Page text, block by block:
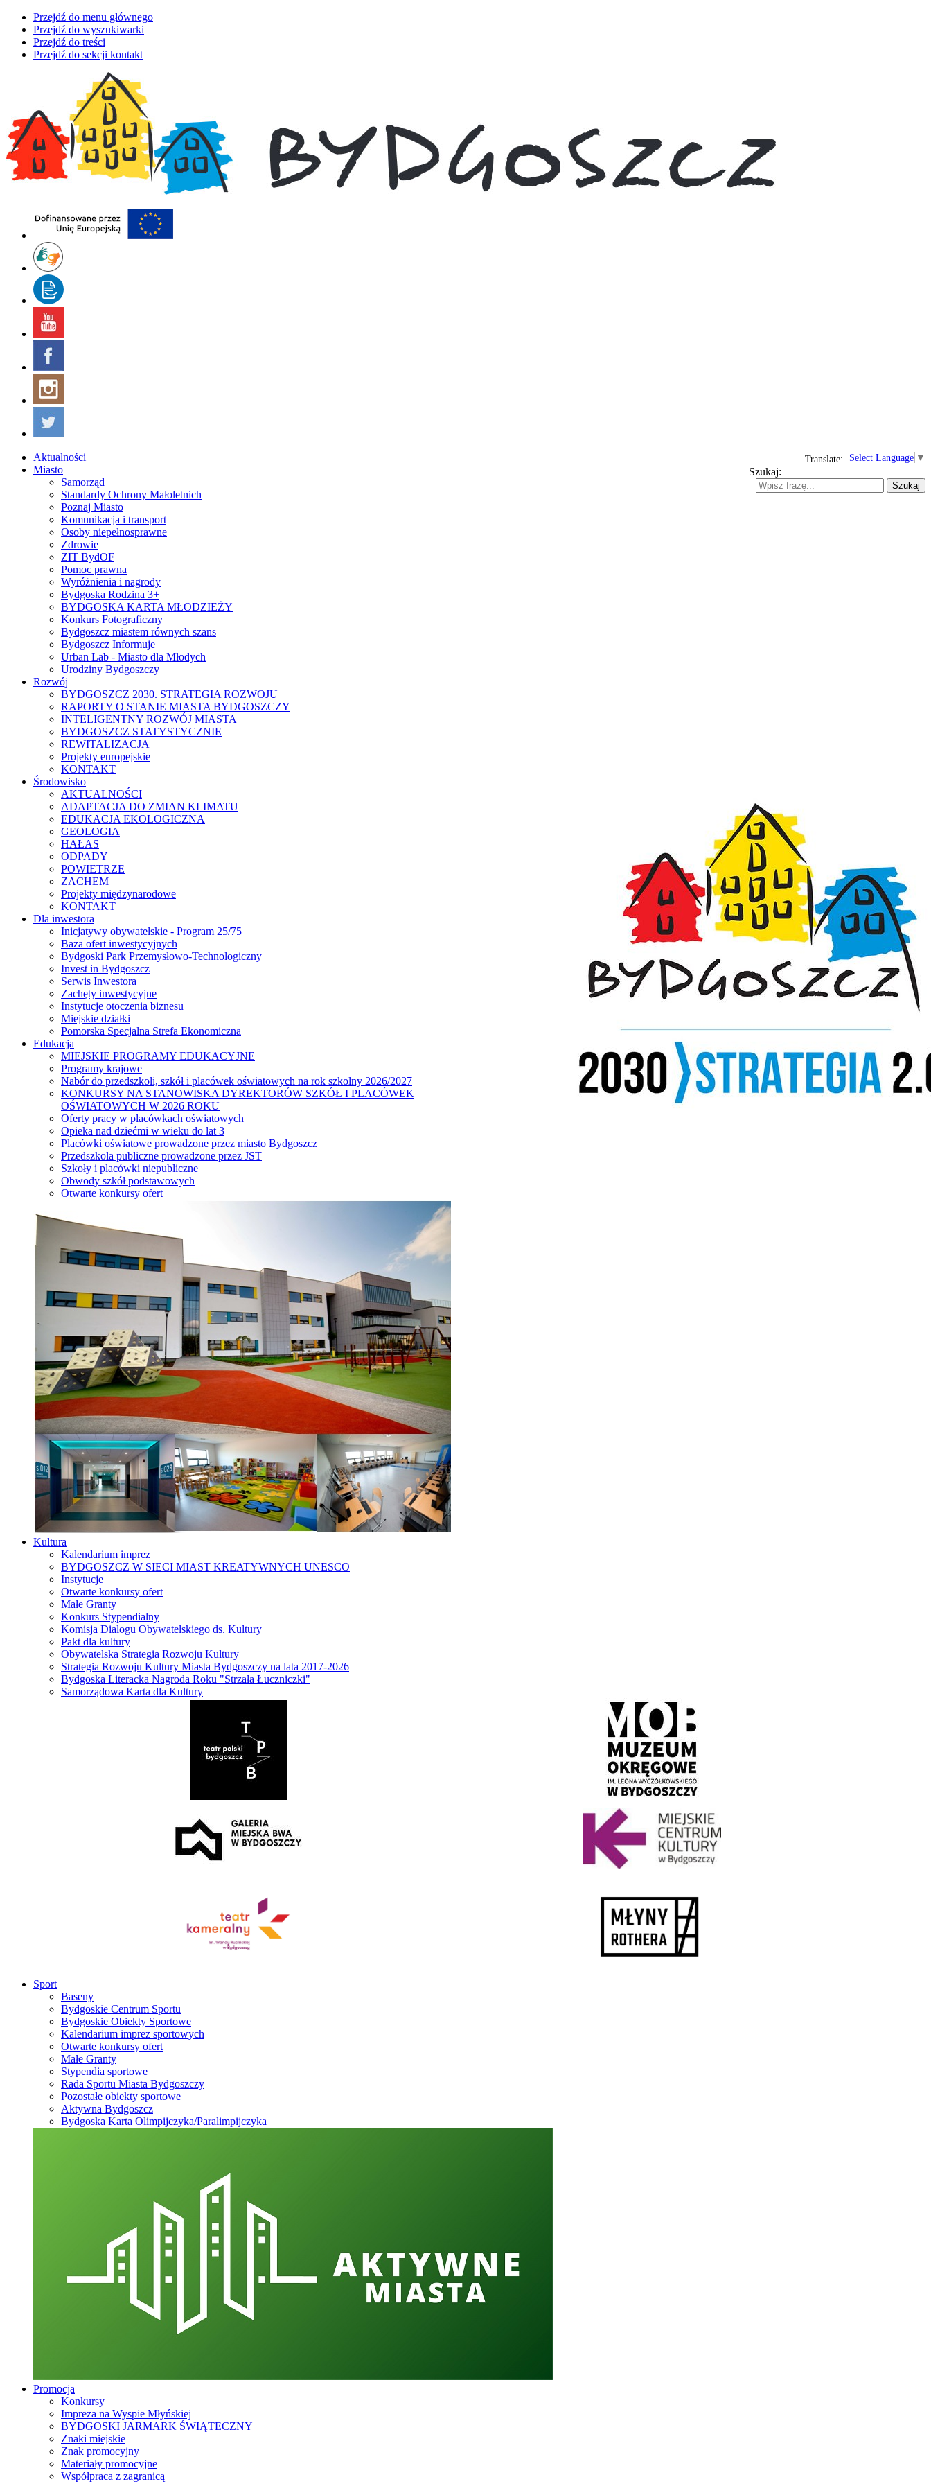
Przejdź do menu głównego
Przejdź do wyszukiwarki
Przejdź do treści
Przejdź do sekcji kontakt
Select Language ▼
Translate:
Szukaj:
Szukaj
Aktualności
Miasto
Samorząd
Standardy Ochrony Małoletnich
Poznaj Miasto
Komunikacja i transport
Osoby niepełnosprawne
Zdrowie
ZIT BydOF
Pomoc prawna
Wyróżnienia i nagrody
Bydgoska Rodzina 3+
BYDGOSKA KARTA MŁODZIEŻY
Konkurs Fotograficzny
Bydgoszcz miastem równych szans
Bydgoszcz Informuje
Urban Lab - Miasto dla Młodych
Urodziny Bydgoszczy
Rozwój
BYDGOSZCZ 2030. STRATEGIA ROZWOJU
RAPORTY O STANIE MIASTA BYDGOSZCZY
INTELIGENTNY ROZWÓJ MIASTA
BYDGOSZCZ STATYSTYCZNIE
REWITALIZACJA
Projekty europejskie
KONTAKT
Środowisko
AKTUALNOŚCI
ADAPTACJA DO ZMIAN KLIMATU
EDUKACJA EKOLOGICZNA
GEOLOGIA
HAŁAS
ODPADY
POWIETRZE
ZACHEM
Projekty międzynarodowe
KONTAKT
Dla inwestora
Inicjatywy obywatelskie - Program 25/75
Baza ofert inwestycyjnych
Bydgoski Park Przemysłowo-Technologiczny
Invest in Bydgoszcz
Serwis Inwestora
Zachęty inwestycyjne
Instytucje otoczenia biznesu
Miejskie działki
Pomorska Specjalna Strefa Ekonomiczna
Edukacja
MIEJSKIE PROGRAMY EDUKACYJNE
Programy krajowe
Nabór do przedszkoli, szkół i placówek oświatowych na rok szkolny 2026/2027
KONKURSY NA STANOWISKA DYREKTORÓW SZKÓŁ I PLACÓWEK
OŚWIATOWYCH W 2026 ROKU
Oferty pracy w placówkach oświatowych
Opieka nad dziećmi w wieku do lat 3
Placówki oświatowe prowadzone przez miasto Bydgoszcz
Przedszkola publiczne prowadzone przez JST
Szkoły i placówki niepubliczne
Obwody szkół podstawowych
Otwarte konkursy ofert
Kultura
Kalendarium imprez
BYDGOSZCZ W SIECI MIAST KREATYWNYCH UNESCO
Instytucje
Otwarte konkursy ofert
Małe Granty
Konkurs Stypendialny
Komisja Dialogu Obywatelskiego ds. Kultury
Pakt dla kultury
Obywatelska Strategia Rozwoju Kultury
Strategia Rozwoju Kultury Miasta Bydgoszczy na lata 2017-2026
Bydgoska Literacka Nagroda Roku "Strzała Łuczniczki"
Samorządowa Karta dla Kultury
Sport
Baseny
Bydgoskie Centrum Sportu
Bydgoskie Obiekty Sportowe
Kalendarium imprez sportowych
Otwarte konkursy ofert
Małe Granty
Stypendia sportowe
Rada Sportu Miasta Bydgoszczy
Pozostałe obiekty sportowe
Aktywna Bydgoszcz
Bydgoska Karta Olimpijczyka/Paralimpijczyka
Promocja
Konkursy
Impreza na Wyspie Młyńskiej
BYDGOSKI JARMARK ŚWIĄTECZNY
Znaki miejskie
Znak promocyjny
Materiały promocyjne
Współpraca z zagranicą